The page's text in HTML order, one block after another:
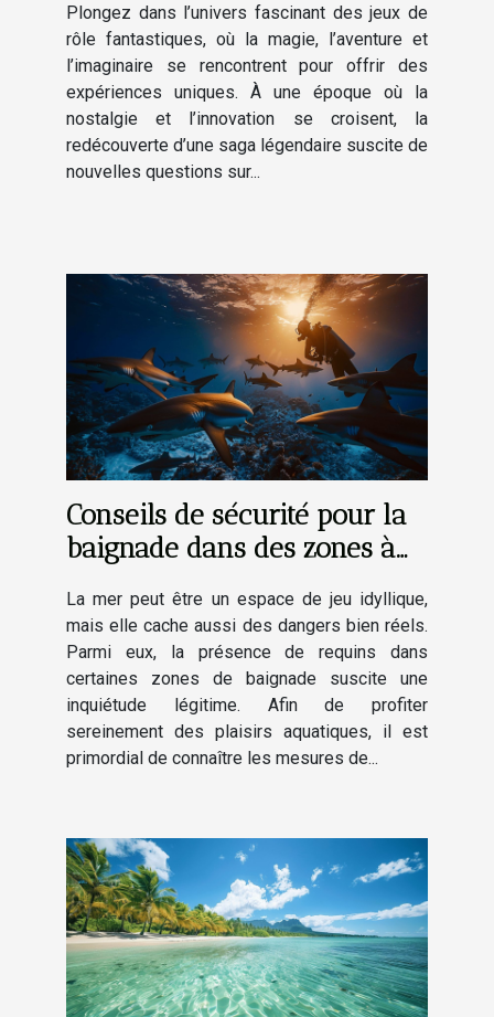
?
Plongez dans l’univers fascinant des jeux de
rôle fantastiques, où la magie, l’aventure et
l’imaginaire se rencontrent pour offrir des
expériences uniques. À une époque où la
nostalgie et l’innovation se croisent, la
redécouverte d’une saga légendaire suscite de
nouvelles questions sur...
Conseils de sécurité pour la
baignade dans des zones à
La mer peut être un espace de jeu idyllique,
mais elle cache aussi des dangers bien réels.
Parmi eux, la présence de requins dans
certaines zones de baignade suscite une
inquiétude légitime. Afin de profiter
sereinement des plaisirs aquatiques, il est
primordial de connaître les mesures de...